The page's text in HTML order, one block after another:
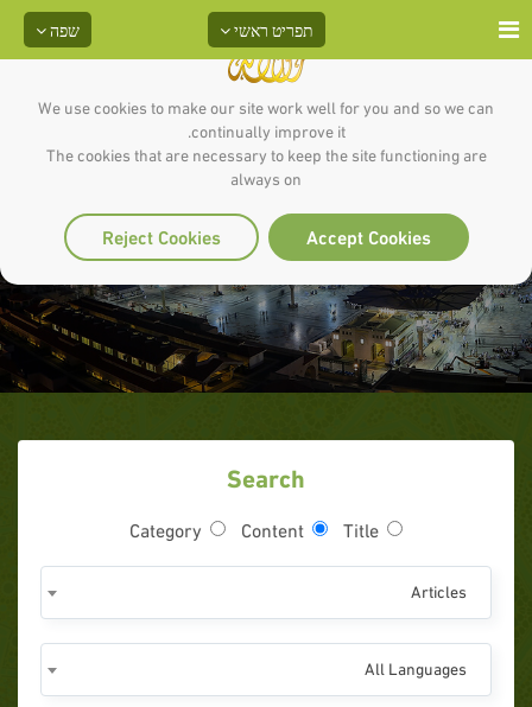
We use cookies to make our site work well for you and so we can
continually improve it.
The cookies that are necessary to keep the site functioning are
always on
Accept Cookies
Reject Cookies
שפה תפריט ראשי
לבקר בחולים
Search
Title
Content
Category
Articles
All Languages